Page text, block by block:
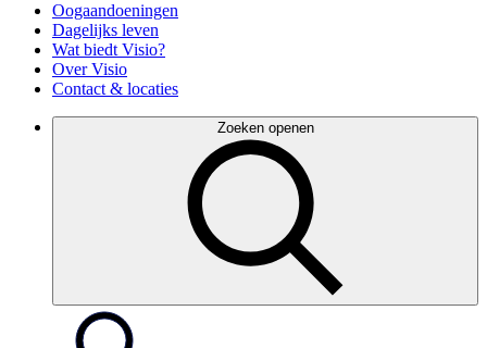
Oogaandoeningen
Dagelijks leven
Wat biedt Visio?
Over Visio
Contact & locaties
Zoeken openen